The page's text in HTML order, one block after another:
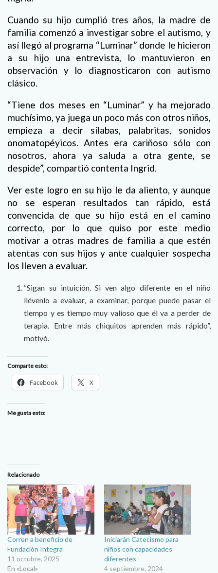
Cuando su hijo cumplió tres años, la madre de
familia comenzó a investigar sobre el autismo, y
así llegó al programa “Luminar” donde le hicieron
a su hijo una entrevista, lo mantuvieron en
observación y lo diagnosticaron con autismo
clásico.
“Tiene dos meses en “Luminar” y ha mejorado
muchísimo, ya juega un poco más con otros niños,
empieza a decir sílabas, palabritas, sonidos
onomatopéyicos. Antes era cariñoso sólo con
nosotros, ahora ya saluda a otra gente, se
despide”, compartió contenta Ingrid.
Ver este logro en su hijo le da aliento, y aunque
no se esperan resultados tan rápido, está
convencida de que su hijo está en el camino
correcto, por lo que quiso por este medio
motivar a otras madres de familia a que estén
atentas con sus hijos y ante cualquier sospecha
los lleven a evaluar.
“Sigan su intuición. Si ven algo diferente en el niño
llévenlo a evaluar, a examinar, porque puede pasar el
tiempo y es tiempo muy valioso que él va a perder de
terapia. Entre más chiquitos aprenden más rápido”,
motivó.
Comparte esto:
Facebook X
Me gusta esto:
Relacionado
Corren a beneficio de
Fundación Integra
11 octubre, 2025
En «Local»
Iniciarán Catecismo para
niños con capacidades
diferentes
4 septiembre, 2024